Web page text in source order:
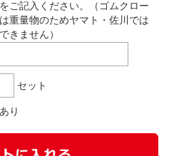
ご記入ください。（ゴムクロー
重量物のためヤマト・佐川では
きません）
セット
り